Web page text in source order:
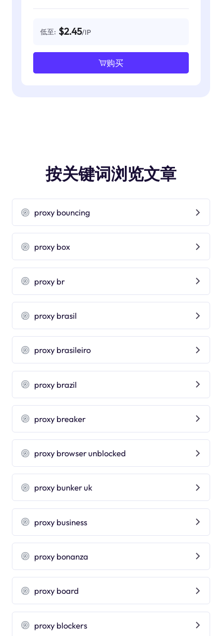
低至: $2.45/IP
购买
按关键词浏览文章
proxy bouncing
proxy box
proxy br
proxy brasil
proxy brasileiro
proxy brazil
proxy breaker
proxy browser unblocked
proxy bunker uk
proxy business
proxy bonanza
proxy board
proxy blockers